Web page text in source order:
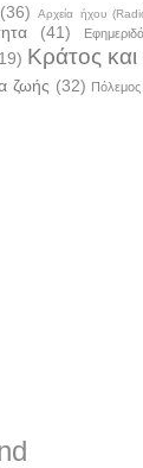
(36) Αρχεία ήχου
(41)
Κράτος και
ζωής (32) Πόλεμος